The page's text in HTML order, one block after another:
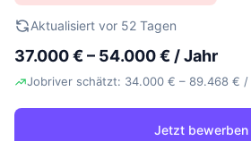
Aktualisiert vor 52 Tagen
37.000 € – 54.000 € / Jahr
Jobriver schätzt: 34.000 € – 89.468 € /
Jetzt bewerben